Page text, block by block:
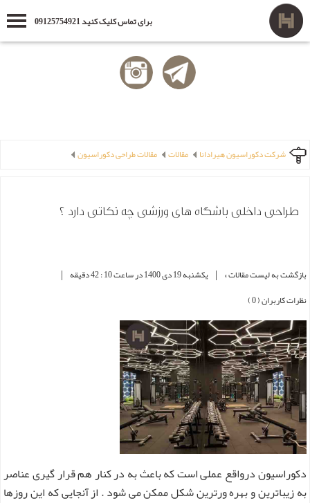
برای تماس کلیک کنید 09125754921
شرکت دکوراسیون هیرادانا مقالات مقالات طراحی دکوراسیون
طراحی داخلی باشگاه های ورزشی چه نکاتی دارد ؟
بازگشت به لیست مقالات » | یکشنبه 19 دی 1400 در ساعت 10 : 42 دقیقه |
نظرات کاربران ( 0 )
دکوراسیون درواقع عملی است که باعث به در کنار هم قرار گیری عناصر
به زیباترین و بهره ورترین شکل ممکن می شود . از آنجایی که این روزها